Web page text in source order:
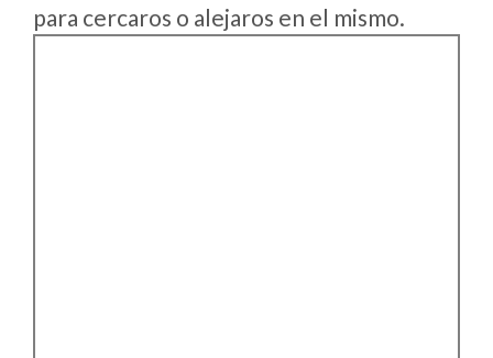
para cercaros o alejaros en el mismo.